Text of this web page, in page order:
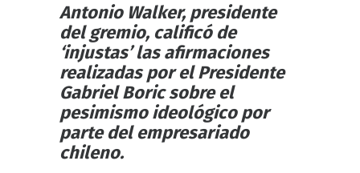
Antonio Walker, presidente
del gremio, calificó de
‘injustas’ las afirmaciones
realizadas por el Presidente
Gabriel Boric sobre el
pesimismo ideológico por
parte del empresariado
chileno.